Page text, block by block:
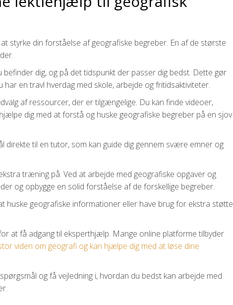
styrke din forståelse af geografiske begreber. En af de største
dig, og på det tidspunkt der passer dig bedst. Dette gør
en travl hverdag med skole, arbejde og fritidsaktiviteter.
af ressourcer, der er tilgængelige. Du kan finde videoer,
dig med at forstå og huske geografiske begreber på en sjov
til en tutor, som kan guide dig gennem svære emner og
træning på. Ved at arbejde med geografiske opgaver og
og opbygge en solid forståelse af de forskellige begreber.
geografiske informationer eller have brug for ekstra støtte
at få adgang til eksperthjælp. Mange online platforme tilbyder
viden om geografi og kan hjælpe dig med at løse dine
og få vejledning i, hvordan du bedst kan arbejde med